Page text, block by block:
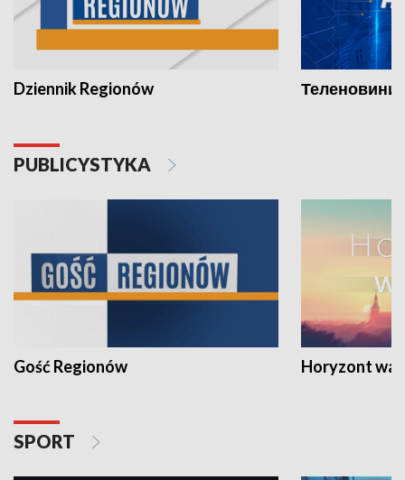
Dziennik Regionów Теленовини
PUBLICYSTYKA
Gość Regionów Horyzont
SPORT